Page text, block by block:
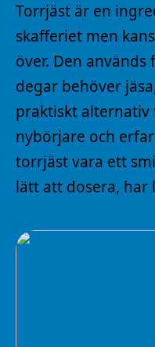
Torrjäst är en
skafferiet men
över. Den
degar behöver
praktiskt alternativ
nybörjare och
torrjäst vara ett
lätt att dosera,